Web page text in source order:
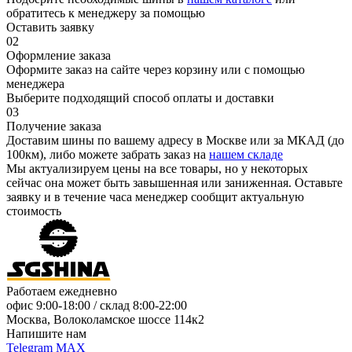
обратитесь к менеджеру за помощью
Оставить заявку
02
Оформление заказа
Оформите заказ на сайте через корзину или с помощью
менеджера
Выберите подходящий способ оплаты и доставки
03
Получение заказа
Доставим шины по вашему адресу в Москве или за МКАД (до
100км), либо можете забрать заказ на нашем складе
Мы актуализируем цены на все товары, но у некоторых
сейчас она может быть завышенная или заниженная. Оставьте
заявку и в течение часа менеджер сообщит актуальную
стоимость
Работаем ежедневно
офис 9:00-18:00 / склад 8:00-22:00
Москва, Волоколамское шоссе 114к2
Напишите нам
Telegram MAX